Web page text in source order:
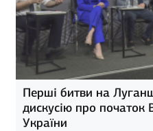
Перші битви на
дискусію про початок
України